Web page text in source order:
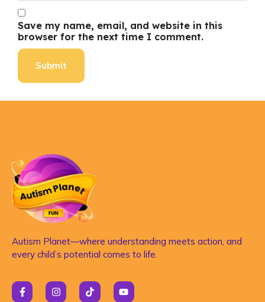
Save my name, email, and website in this
browser for the next time I comment.
Autism Planet—where understanding meets action, and
every child’s potential comes to life.